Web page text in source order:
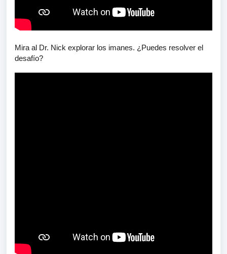
Mira al Dr. Nick explorar los imanes. ¿Puedes resolver el
desafío?